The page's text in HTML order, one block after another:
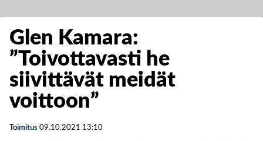
Glen Kamara:
”Toivottavasti he
siivittävät meidät
voittoon”
Toimitus 09.10.2021 13:10